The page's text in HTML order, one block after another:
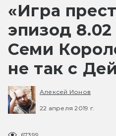
«Игра
эпизод
Семи
не так с
Алексей Ионов
22 апреля 2019 г.